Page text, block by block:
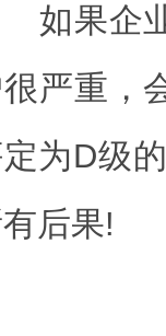
果企业
很严重，
为D级
后果!